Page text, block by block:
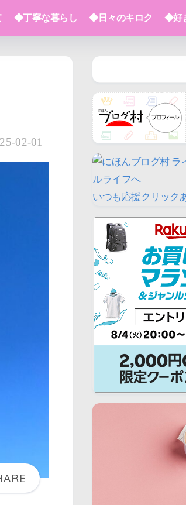
◆丁寧な暮らし ◆日々のキロク ◆好
02-01
いつも応援クリック